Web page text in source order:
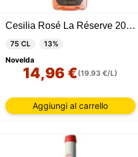
Cesilia Rosé La Réserve 2024
75 CL
13%
Novelda
14,96 €(19.93 €/L)
Aggiungi al carrello